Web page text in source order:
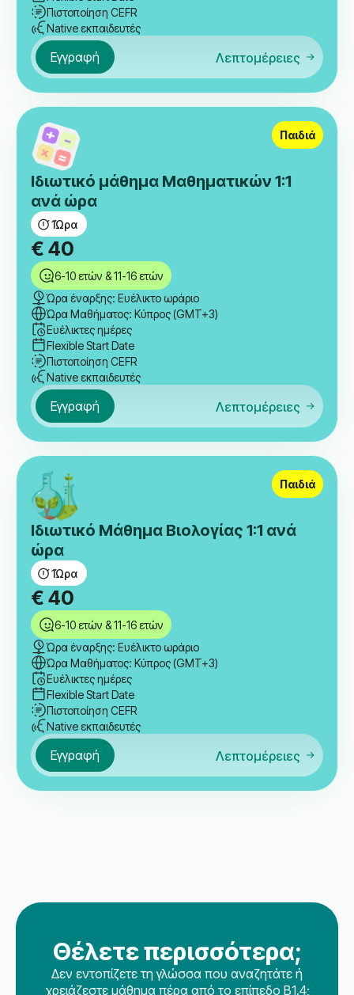
Πιστοποίηση CEFR
Native εκπαιδευτές
Εγγραφή Λεπτομέρειες
Ιδιωτικό μάθημα Μαθηματικών 1:1
ανά ώρα
1Ώρα
Παιδιά
€ 40
6-10 ετών & 11-16 ετών
Ώρα έναρξης: Ευέλικτο ωράριο
Ώρα Μαθήματος: Κύπρος (GMT+3)
Ευέλικτες ημέρες
Flexible Start Date
Πιστοποίηση CEFR
Native εκπαιδευτές
Εγγραφή Λεπτομέρειες
Ιδιωτικό Μάθημα Βιολογίας 1:1 ανά
ώρα
1Ώρα
Παιδιά
€ 40
6-10 ετών & 11-16 ετών
Ώρα έναρξης: Ευέλικτο ωράριο
Ώρα Μαθήματος: Κύπρος (GMT+3)
Ευέλικτες ημέρες
Flexible Start Date
Πιστοποίηση CEFR
Native εκπαιδευτές
Εγγραφή Λεπτομέρειες
Θέλετε περισσότερα;
Δεν εντοπίζετε τη γλώσσα που αναζητάτε ή
χρειάζεστε μάθημα πέρα από το επίπεδο B1.4;